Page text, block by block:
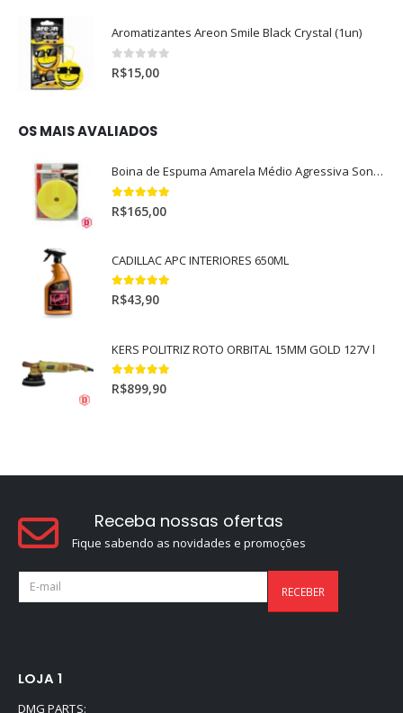
Aromatizantes Areon Smile Black Crystal (1un)
0 out of 5
R$15,00
OS MAIS AVALIADOS
Boina de Espuma Amarela Médio Agressiva Sonax (5")
5.00out of 5
R$165,00
CADILLAC APC INTERIORES 650ML
5.00out of 5
R$43,90
KERS POLITRIZ ROTO ORBITAL 15MM GOLD 127V l
5.00out of 5
R$899,90
Receba nossas ofertas
Fique sabendo as novidades e promoções
LOJA 1
DMG PARTS: